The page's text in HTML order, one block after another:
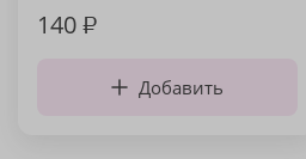
140₽
Добавить